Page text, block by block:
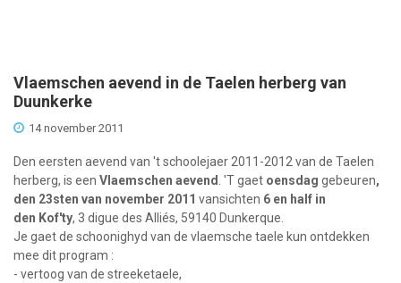
Vlaemschen aevend in de Taelen herberg van
Duunkerke
14 november 2011
Den eersten aevend van 't schoolejaer 2011-2012 van de Taelen
herberg, is een Vlaemschen aevend . 'T gaet oensdag gebeuren,
den 23sten van november 2011 vansichten 6 en half in
den Kof'ty, 3 digue des Alliés, 59140 Dunkerque.
Je gaet de schoonighyd van de vlaemsche taele kun ontdekken
mee dit program :
- vertoog van de streeketaele,